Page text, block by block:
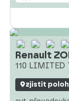
Renault
110 LIMITED
zjistit